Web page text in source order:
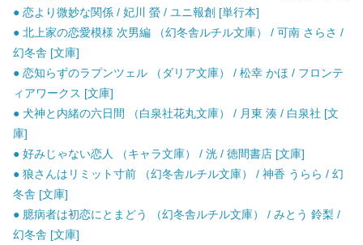
● 恋より微妙な関係 / 妃川 螢 / ユニ報創 [単行本]
● 北上家の恋愛模様 次男編 （幻冬舎ルチル文庫） / 可南 さらさ /
幻冬舎 [文庫]
● 恋知らずのラプンツェル （ダリア文庫） / 松幸 かほ / フロンテ
ィアワークス [文庫]
● 犬神と内緒の六日間 （白泉社花丸文庫） / 月東 湊 / 白泉社 [文
庫]
● 好みじゃない恋人 （キャラ文庫） / 洸 / 徳間書店 [文庫]
● 狼さんはリミット寸前 （幻冬舎ルチル文庫） / 神香 うらら / 幻
冬舎 [文庫]
● 臆病者は初恋にとまどう （幻冬舎ルチル文庫） / みとう 鈴梨 /
幻冬舎 [文庫]